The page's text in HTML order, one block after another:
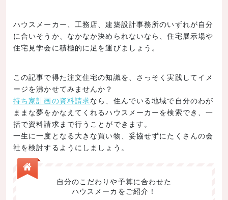
ハウスメーカー、工務店、建築設計事務所のいずれが自分
に合いそうか、なかなか決められないなら、住宅展示場や
住宅見学会に積極的に足を運びましょう。
この記事で得た注文住宅の知識を、さっそく実践してイメ
ージを沸かせてみませんか？
持ち家計画の資料請求なら、住んでいる地域で自分のわが
ままな夢をかなえてくれるハウスメーカーを検索でき、一
括で資料請求まで行うことができます。
一生に一度となる大きな買い物、妥協せずにたくさんの会
社を検討するようにしましょう。
自分のこだわりや予算に合わせた
ハウスメーカをご紹介！